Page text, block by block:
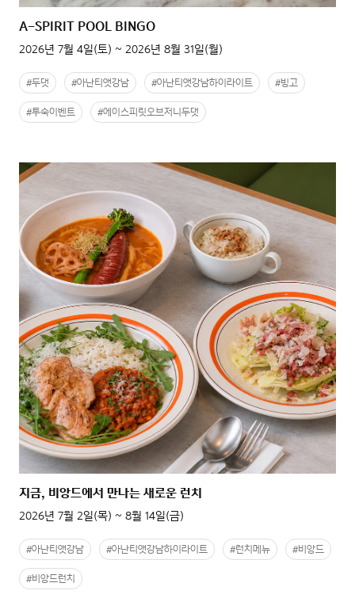
A-SPIRIT POOL BINGO
2026년 7월 4일(토) ~ 2026년 8월 31일(월)
#두댓 #아난티앳강남 #아난티앳강남하이라이트 #빙고
#투숙이벤트 #에이스피릿오브저니두댓
지금, 비앙드에서 만나는 새로운 런치
2026년 7월 2일(목) ~ 8월 14일(금)
#아난티앳강남 #아난티앳강남하이라이트 #런치메뉴 #비앙드
#비앙드런치